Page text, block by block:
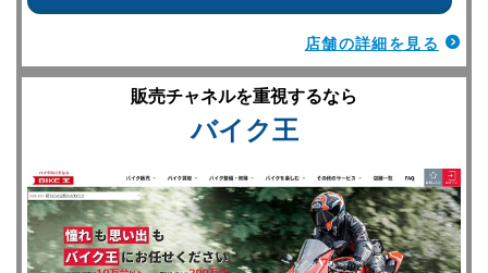
店舗の詳細を見る
販売チャネルを重視するなら
バイク王